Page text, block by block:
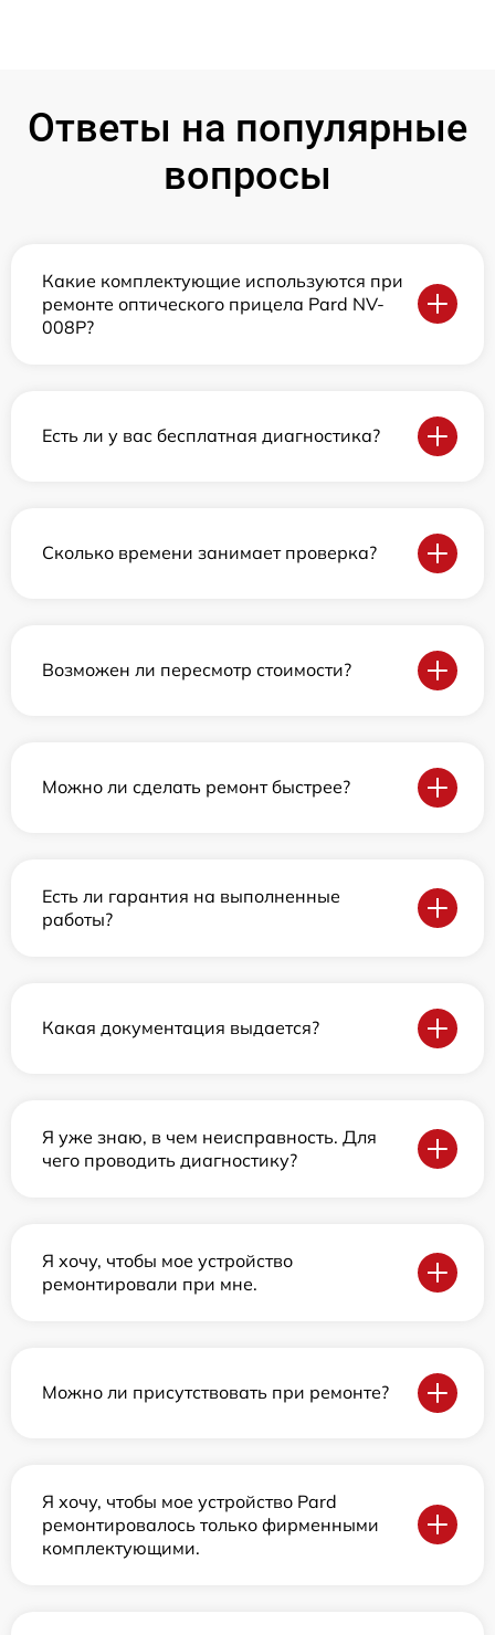
Ответы на популярные
вопросы
Какие комплектующие используются при
ремонте оптического прицела Pard NV-
008P?
Есть ли у вас бесплатная диагностика?
Сколько времени занимает проверка?
Возможен ли пересмотр стоимости?
Можно ли сделать ремонт быстрее?
Есть ли гарантия на выполненные
работы?
Какая документация выдается?
Я уже знаю, в чем неисправность. Для
чего проводить диагностику?
Я хочу, чтобы мое устройство
ремонтировали при мне.
Можно ли присутствовать при ремонте?
Я хочу, чтобы мое устройство Pard
ремонтировалось только фирменными
комплектующими.